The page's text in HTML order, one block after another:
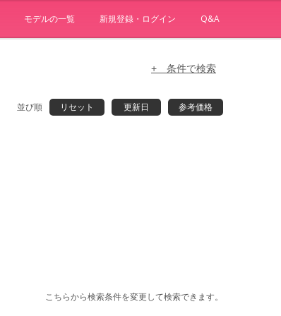
モデルの一覧 新規登録・ログイン Q&A
+ 条件で検索
並び順 リセット 更新日 参考価格
こちらから検索条件を変更して検索できます。